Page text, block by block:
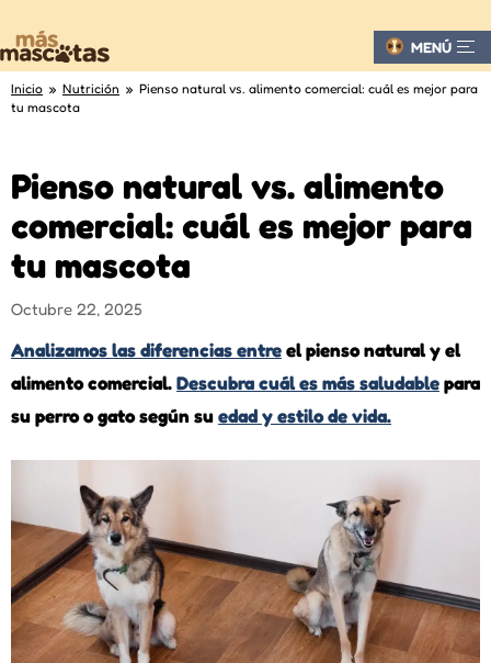
MENÚ
Inicio » Nutrición » Pienso natural vs. alimento comercial: cuál es mejor para
tu mascota
Pienso natural vs. alimento
comercial: cuál es mejor para
tu mascota
Octubre 22, 2025
Analizamos las diferencias entreel pienso natural y el
alimento comercial.Descubra cuál es más saludablepara
su perro o gato según suedad y estilo de vida.